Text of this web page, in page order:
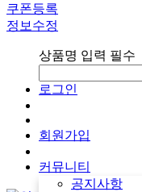
쿠폰등록
정보수정
상품명 입력 필수
로그인
회원가입
커뮤니티
공지사항